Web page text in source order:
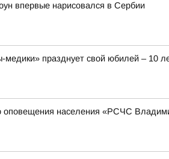
впервые нарисовался в Сербии
празднует свой юбилей – 10
оповещения населения «РСЧС